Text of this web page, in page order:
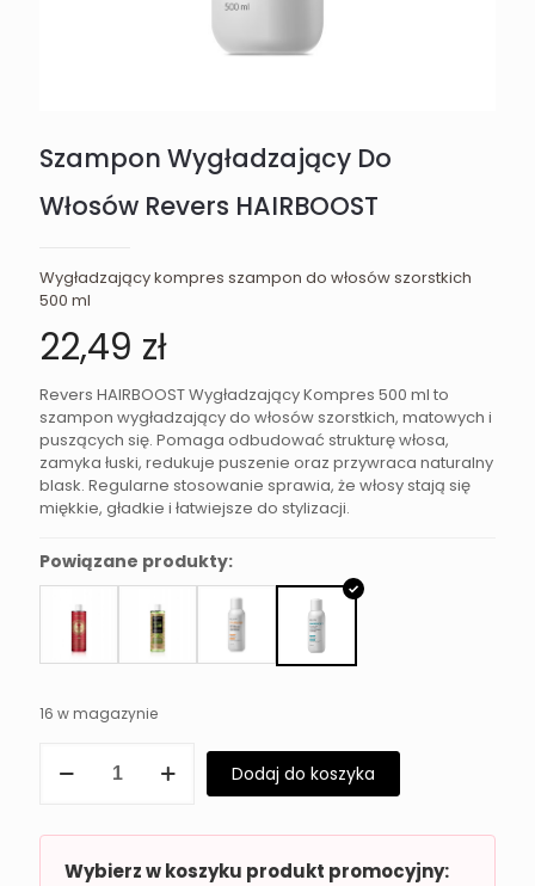
Szampon Wygładzający Do
Włosów Revers HAIRBOOST
Wygładzający kompres szampon do włosów szorstkich
500 ml
22,49 zł
Revers HAIRBOOST Wygładzający Kompres 500 ml to
szampon wygładzający do włosów szorstkich, matowych i
puszących się. Pomaga odbudować strukturę włosa,
zamyka łuski, redukuje puszenie oraz przywraca naturalny
blask. Regularne stosowanie sprawia, że włosy stają się
miękkie, gładkie i łatwiejsze do stylizacji.
Powiązane produkty:
16 w magazynie
Szampon
Włosów
Revers
Dodaj do koszyka
Wybierz w koszyku produkt promocyjny: